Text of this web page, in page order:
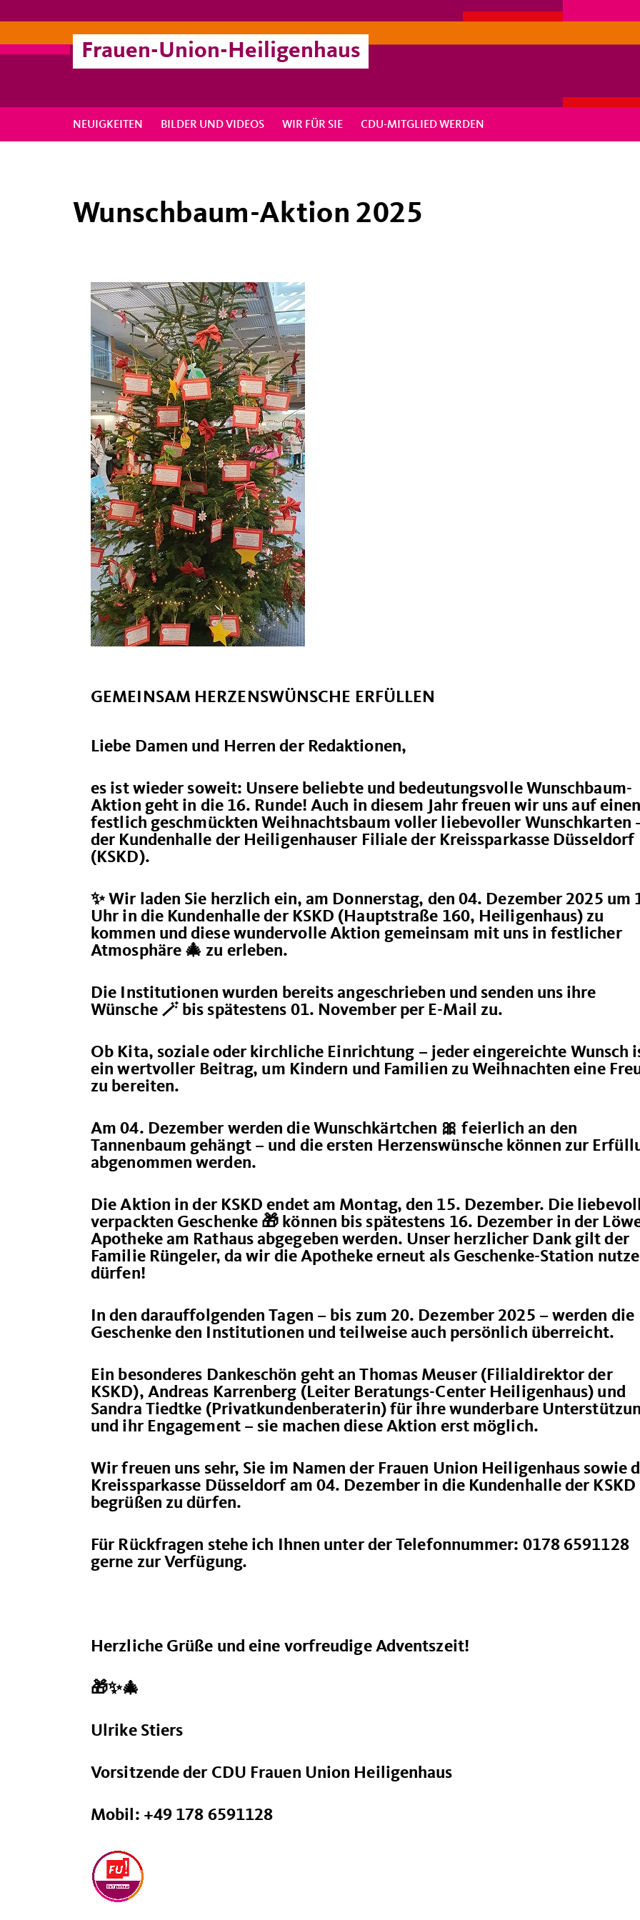
Frauen-Union-Heiligenhaus
NEUIGKEITEN BILDER UND VIDEOS WIR FÜR SIE CDU-MITGLIED WERDEN
Wunschbaum-Aktion 2025
GEMEINSAM HERZENSWÜNSCHE ERFÜLLEN
Liebe Damen und Herren der Redaktionen,
es ist wieder soweit: Unsere beliebte und bedeutungsvolle Wunschbaum-
Aktion geht in die 16. Runde! Auch in diesem Jahr freuen wir uns auf einen
festlich geschmückten Weihnachtsbaum voller liebevoller Wunschkarten
der Kundenhalle der Heiligenhauser Filiale der Kreissparkasse Düsseldorf
(KSKD).
✨Wir laden Sie herzlich ein, am Donnerstag, den 04. Dezember 2025 um
Uhr in die Kundenhalle der KSKD (Hauptstraße 160, Heiligenhaus) zu
kommen und diese wundervolle Aktion gemeinsam mit uns in festlicher
Atmosphäre 🎄 zu erleben.
Die Institutionen wurden bereits angeschrieben und senden uns ihre
Wünsche 🪄 bis spätestens 01. November per E-Mail zu.
Ob Kita, soziale oder kirchliche Einrichtung – jeder eingereichte Wunsch
ein wertvoller Beitrag, um Kindern und Familien zu Weihnachten eine
zu bereiten.
Am 04. Dezember werden die Wunschkärtchen 🎀 feierlich an den
Tannenbaum gehängt – und die ersten Herzenswünsche können zur
abgenommen werden.
Die Aktion in der KSKD endet am Montag, den 15. Dezember. Die liebevoll
verpackten Geschenke 🎁 können bis spätestens 16. Dezember in der
Apotheke am Rathaus abgegeben werden. Unser herzlicher Dank gilt der
Familie Rüngeler, da wir die Apotheke erneut als Geschenke-Station
dürfen!
In den darauffolgenden Tagen – bis zum 20. Dezember 2025 – werden die
Geschenke den Institutionen und teilweise auch persönlich überreicht.
Ein besonderes Dankeschön geht an Thomas Meuser (Filialdirektor der
KSKD), Andreas Karrenberg (Leiter Beratungs-Center Heiligenhaus) und
Sandra Tiedtke (Privatkundenberaterin) für ihre wunderbare
und ihr Engagement – sie machen diese Aktion erst möglich.
Wir freuen uns sehr, Sie im Namen der Frauen Union Heiligenhaus sowie
Kreissparkasse Düsseldorf am 04. Dezember in die Kundenhalle der KSKD
begrüßen zu dürfen.
Für Rückfragen stehe ich Ihnen unter der Telefonnummer: 0178 6591128
gerne zur Verfügung.
Herzliche Grüße und eine vorfreudige Adventszeit!
🎁✨🎄
Ulrike Stiers
Vorsitzende der CDU Frauen Union Heiligenhaus
Mobil: +49 178 6591128